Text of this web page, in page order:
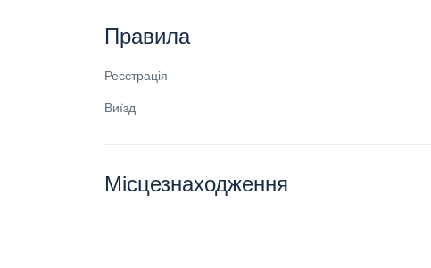
Правила
Реєстрація
Виїзд
Місцезнаходження